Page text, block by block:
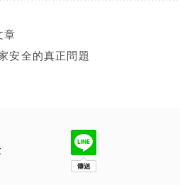
章
安全的真正問題